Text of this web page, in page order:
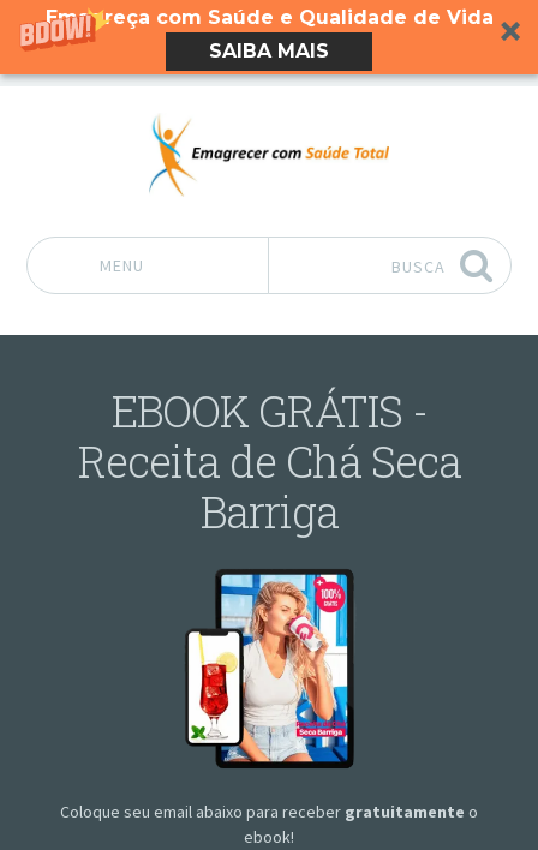
Emagreça com Saúde e Qualidade de Vida
SAIBA MAIS
MENU BUSCA
EBOOK GRÁTIS -
Receita de Chá Seca
Barriga
Coloque seu email abaixo para receber gratuitamente o
ebook!